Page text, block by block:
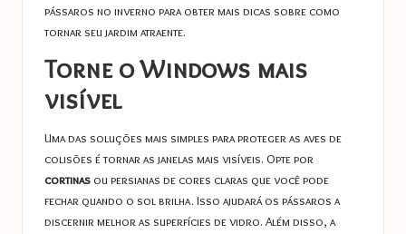
pássaros no inverno para obter mais dicas sobre como
tornar seu jardim atraente.
Torne o Windows mais
visível
Uma das soluções mais simples para proteger as aves de
colisões é tornar as janelas mais visíveis. Opte por
cortinas ou persianas de cores claras que você pode
fechar quando o sol brilha. Isso ajudará os pássaros a
discernir melhor as superfícies de vidro. Além disso, a